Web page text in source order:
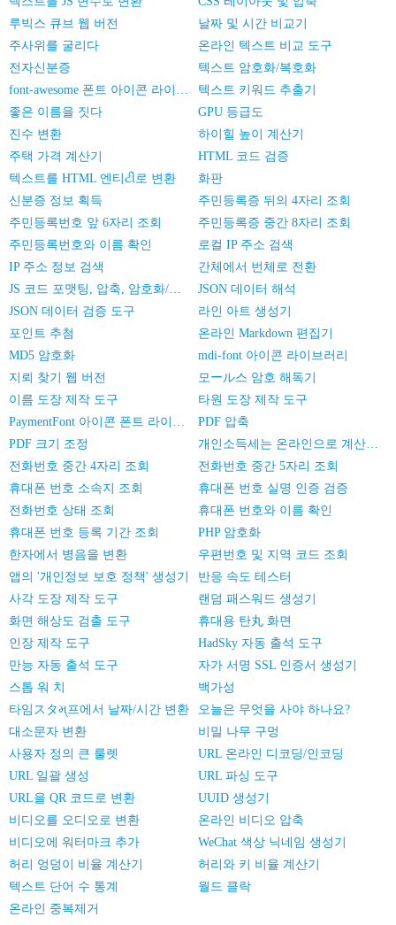
루빅스 큐브 웹 버전
날짜 및 시간 비교기
주사위를 굴리다
온라인 텍스트 비교 도구
전자신분증
텍스트 암호화/복호화
font-awesome 폰트 아이콘 라이브러리
텍스트 키워드 추출기
좋은 이름을 짓다
GPU 등급도
진수 변환
하이힐 높이 계산기
주택 가격 계산기
HTML 코드 검증
텍스트를 HTML 엔티ટી로 변환
화판
신분증 정보 획득
주민등록증 뒤의 4자리 조회
주민등록번호 앞 6자리 조회
주민등록증 중간 8자리 조회
주민등록번호와 이름 확인
로컬 IP 주소 검색
IP 주소 정보 검색
간체에서 번체로 전환
JS 코드 포맷팅, 압축, 암호화/난독화
JSON 데이터 해석
JSON 데이터 검증 도구
라인 아트 생성기
포인트 추첨
온라인 Markdown 편집기
MD5 암호화
mdi-font 아이콘 라이브러리
지뢰 찾기 웹 버전
모ール스 암호 해독기
이름 도장 제작 도구
타원 도장 제작 도구
PaymentFont 아이콘 폰트 라이브러리
PDF 압축
PDF 크기 조정
개인소득세는 온라인으로 계산한다
전화번호 중간 4자리 조회
전화번호 중간 5자리 조회
휴대폰 번호 소속지 조회
휴대폰 번호 실명 인증 검증
전화번호 상태 조회
휴대폰 번호와 이름 확인
휴대폰 번호 등록 기간 조회
PHP 암호화
한자에서 병음을 변환
우편번호 및 지역 코드 조회
앱의 '개인정보 보호 정책' 생성기
반응 속도 테스터
사각 도장 제작 도구
랜덤 패스워드 생성기
화면 해상도 검출 도구
휴대용 탄丸 화면
인장 제작 도구
HadSky 자동 출석 도구
만능 자동 출석 도구
자가 서명 SSL 인증서 생성기
스톱 워 치
백가성
타임スタમ્프에서 날짜/시간 변환
오늘은 무엇을 사야 하나요?
대소문자 변환
비밀 나무 구멍
사용자 정의 큰 룰렛
URL 온라인 디코딩/인코딩
URL 일괄 생성
URL 파싱 도구
URL을 QR 코드로 변환
UUID 생성기
비디오를 오디오로 변환
온라인 비디오 압축
비디오에 워터마크 추가
WeChat 색상 닉네임 생성기
허리 엉덩이 비율 계산기
허리와 키 비율 계산기
텍스트 단어 수 통계
월드 클락
온라인 중복제거